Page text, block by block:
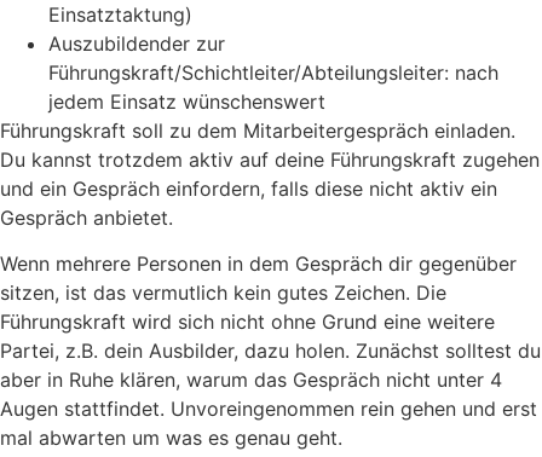
Einsatztaktung)
Auszubildender zur
Führungskraft/Schichtleiter/Abteilungsleiter: nach
jedem Einsatz wünschenswert
Führungskraft soll zu dem Mitarbeitergespräch einladen.
Du kannst trotzdem aktiv auf deine Führungskraft zugehen
und ein Gespräch einfordern, falls diese nicht aktiv ein
Gespräch anbietet.
Wenn mehrere Personen in dem Gespräch dir gegenüber
sitzen, ist das vermutlich kein gutes Zeichen. Die
Führungskraft wird sich nicht ohne Grund eine weitere
Partei, z.B. dein Ausbilder, dazu holen. Zunächst solltest du
aber in Ruhe klären, warum das Gespräch nicht unter 4
Augen stattfindet. Unvoreingenommen rein gehen und erst
mal abwarten um was es genau geht.